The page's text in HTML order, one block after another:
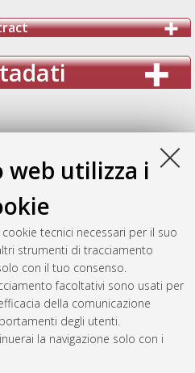
web utilizza i
tecnici necessari per il suo
strumenti di tracciamento
con il tuo consenso.
facoltativi sono usati per
della comunicazione
degli utenti.
la navigazione solo con i
documento: